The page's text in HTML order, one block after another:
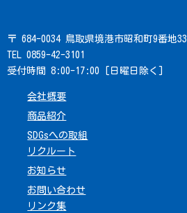
〒 684-0034 鳥取県境港市昭和町9番地33
TEL 0859-42-3101
受付時間 8:00-17:00 [日曜日除く]
会社概要
商品紹介
SDGsへの取組
リクルート
お知らせ
お問い合わせ
リンク集